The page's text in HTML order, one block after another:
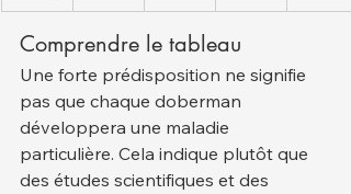
Comprendre le tableau
Une forte prédisposition ne signifie
pas que chaque doberman
développera une maladie
particulière. Cela indique plutôt que
des études scientifiques et des